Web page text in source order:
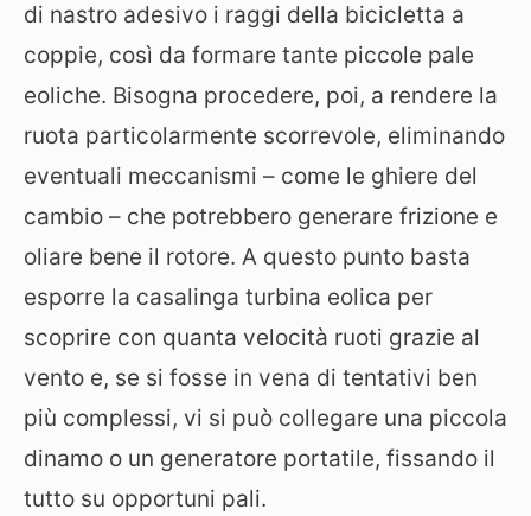
di nastro adesivo i raggi della bicicletta a
coppie, così da formare tante piccole pale
eoliche. Bisogna procedere, poi, a rendere la
ruota particolarmente scorrevole, eliminando
eventuali meccanismi – come le ghiere del
cambio – che potrebbero generare frizione e
oliare bene il rotore. A questo punto basta
esporre la casalinga turbina eolica per
scoprire con quanta velocità ruoti grazie al
vento e, se si fosse in vena di tentativi ben
più complessi, vi si può collegare una piccola
dinamo o un generatore portatile, fissando il
tutto su opportuni pali.